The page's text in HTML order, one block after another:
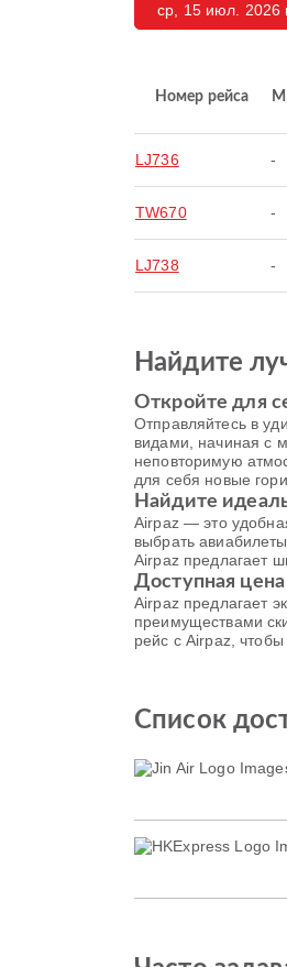
ср, 15 июл. 2026
Номер рейса
LJ736 -
TW670 -
LJ738 -
Найдите
Откройте для
Отправляйтесь в
видами, начиная с
неповторимую
для себя новые
Найдите
Airpaz — это
выбрать
Airpaz предлагает
Доступная
Airpaz предлагает
преимуществами
рейс с Airpaz,
Список